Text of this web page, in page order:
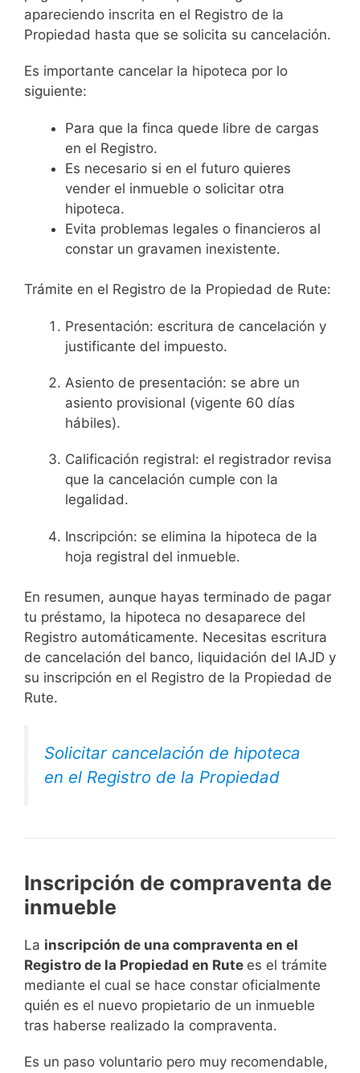
apareciendo inscrita en el Registro de la
Propiedad hasta que se solicita su cancelación.
Es importante cancelar la hipoteca por lo
siguiente:
Para que la finca quede libre de cargas
en el Registro.
Es necesario si en el futuro quieres
vender el inmueble o solicitar otra
hipoteca.
Evita problemas legales o financieros al
constar un gravamen inexistente.
Trámite en el Registro de la Propiedad de Rute:
Presentación: escritura de cancelación y
justificante del impuesto.
Asiento de presentación: se abre un
asiento provisional (vigente 60 días
hábiles).
Calificación registral: el registrador revisa
que la cancelación cumple con la
legalidad.
Inscripción: se elimina la hipoteca de la
hoja registral del inmueble.
En resumen, aunque hayas terminado de pagar
tu préstamo, la hipoteca no desaparece del
Registro automáticamente. Necesitas escritura
de cancelación del banco, liquidación del IAJD y
su inscripción en el Registro de la Propiedad de
Rute.
Solicitar cancelación de hipoteca
en el Registro de la Propiedad
Inscripción de compraventa de
inmueble
La inscripción de una compraventa en el
Registro de la Propiedad en Rute es el trámite
mediante el cual se hace constar oficialmente
quién es el nuevo propietario de un inmueble
tras haberse realizado la compraventa.
Es un paso voluntario pero muy recomendable,